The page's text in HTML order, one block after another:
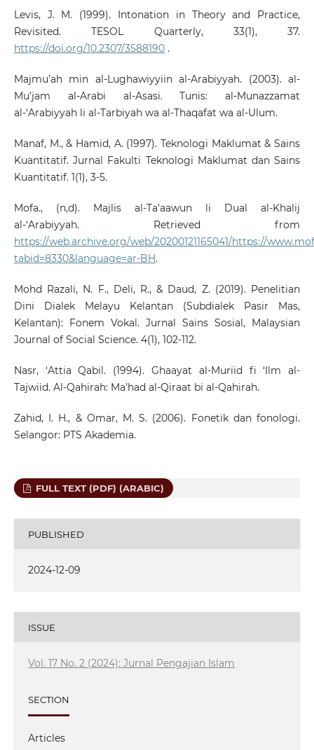
Levis, J. M. (1999). Intonation in Theory and Practice,
Revisited. TESOL Quarterly, 33(1), 37.
https://doi.org/10.2307/3588190.
Majmu’ah min al-Lughawiyyiin al-Arabiyyah. (2003). al-
Mu’jam al-Arabi al-Asasi. Tunis: al-Munazzamat
al-‘Arabiyyah li al-Tarbiyah wa al-Thaqafat wa al-Ulum.
Manaf, M., & Hamid, A. (1997). Teknologi Maklumat & Sains
Kuantitatif. Jurnal Fakulti Teknologi Maklumat dan Sains
Kuantitatif. 1(1), 3-5.
Mofa., (n,d). Majlis al-Ta’aawun li Dual al-Khalij
al-‘Arabiyyah. Retrieved from
https://web.archive.org/web/20200121165041/https://
tabid=8330&language=ar-BH.
Mohd Razali, N. F., Deli, R., & Daud, Z. (2019). Penelitian
Dini Dialek Melayu Kelantan (Subdialek Pasir Mas,
Kelantan): Fonem Vokal. Jurnal Sains Sosial, Malaysian
Journal of Social Science. 4(1), 102-112.
Nasr, ‘Attia Qabil. (1994). Ghaayat al-Muriid fi ‘Ilm al-
Tajwiid. Al-Qahirah: Ma’had al-Qiraat bi al-Qahirah.
Zahid, I. H., & Omar, M. S. (2006). Fonetik dan fonologi.
Selangor: PTS Akademia.
FULL TEXT (PDF) (ARABIC)
PUBLISHED
2024-12-09
ISSUE
Vol. 17 No. 2 (2024): Jurnal Pengajian Islam
SECTION
Articles